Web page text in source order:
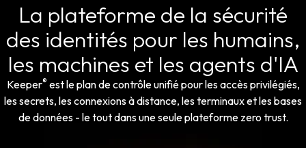
La plateforme de la sécurité
des identités pour les humains,
les machines et les agents d'IA
Keeper® est le plan de contrôle unifié pour les accès privilégiés,
les secrets, les connexions à distance, les terminaux et les bases
de données - le tout dans une seule plateforme zero trust.